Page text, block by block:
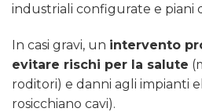
industriali configurate e piani
In casi gravi, un intervento
evitare rischi per la salute
roditori) e danni agli impianti
rosicchiano cavi).